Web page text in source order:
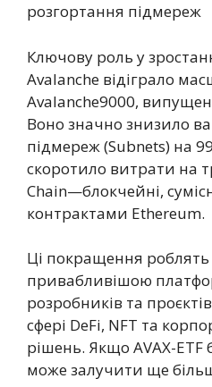
розгортання підмереж
Ключову роль у
Avalanche відіграло
Avalanche9000,
Воно значно знизило
підмереж (Subnets) на
скоротило витрати на
Chain—блокчейні,
контрактами Ethereum.
Ці покращення роблять
привабливішою
розробників та
сфері DeFi, NFT та
рішень. Якщо AVAX-ETF
може залучити ще